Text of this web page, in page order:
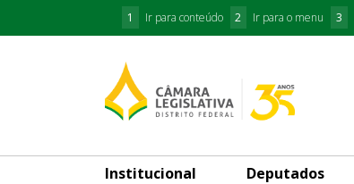
1 Ir para conteúdo 2 Ir para o menu 3
Institucional Deputados